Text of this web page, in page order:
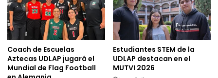
Coach de Escuelas
Aztecas UDLAP jugará el
Mundial de Flag Football
Estudiantes STEM de la
UDLAP destacan en el
MUTVI 2026